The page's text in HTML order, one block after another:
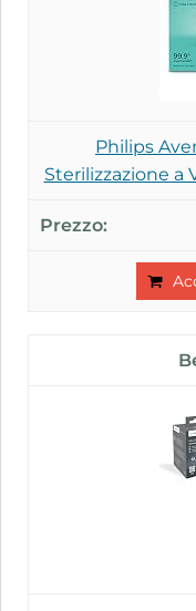
Philips
Sterilizzazione a